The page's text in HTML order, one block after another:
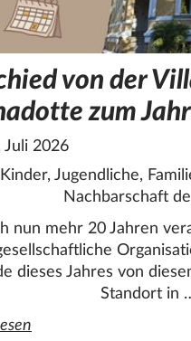
von der
zum
Juli 2026
Jugendliche,
Nachbarschaft
nun mehr 20 Jahren
dieses Jahres von
Standort in
Artikel "Abschied von